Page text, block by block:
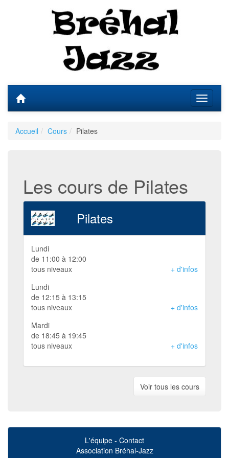
Accueil Cours Pilates
Les cours de Pilates
Pilates
Lundi
de 11:00 à 12:00
tous niveaux
+ d'infos
Lundi
de 12:15 à 13:15
tous niveaux
+ d'infos
Mardi
de 18:45 à 19:45
tous niveaux
+ d'infos
Voir tous les cours
L'équipe - Contact
Association Bréhal-Jazz